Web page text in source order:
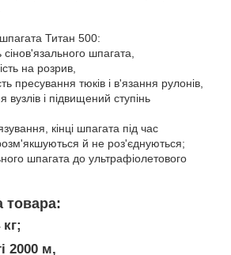
Титан 500:
шпагата,
на розрив,
пресування тюків і в'язання рулонів,
вузлів і підвищений ступінь
кінці шпагата під час
й не роз'єднуються;
шпагата до ультрафіолетового
товара:
кг;
2000 м,